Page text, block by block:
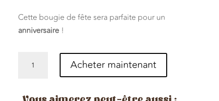
Cette bougie de fête sera parfaite pour un
anniversaire !
de
Acheter maintenant